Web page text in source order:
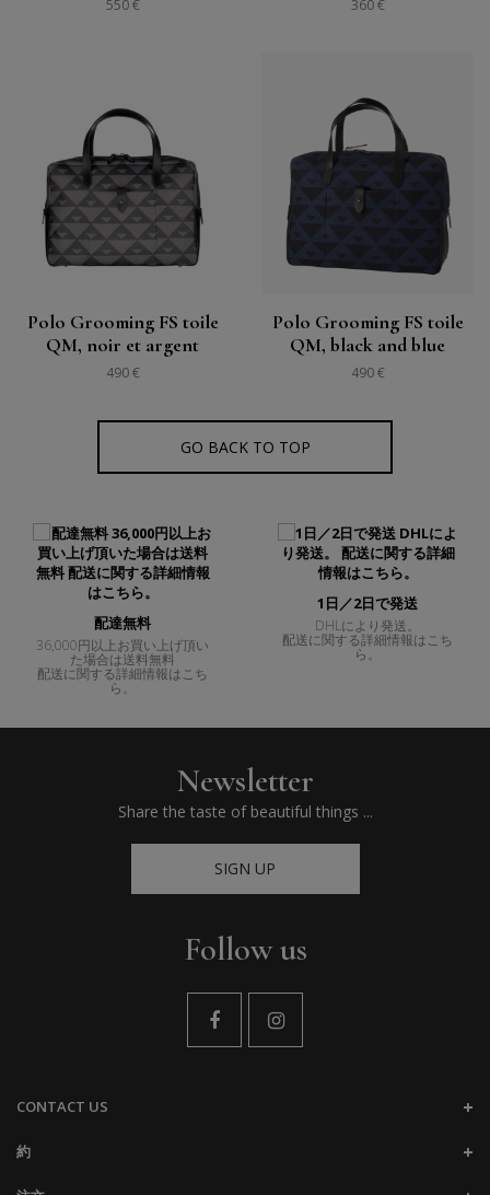
550 € 360 €
Polo Grooming FS toile
QM, noir et argent
490 €
Polo Grooming FS toile
QM, black and blue
490 €
GO BACK TO TOP
配達無料
36,000円以上お買い上げ頂い
た場合は送料無料
配送に関する詳細情報はこち
ら。
1日／2日で発送
DHLにより発送。
配送に関する詳細情報はこち
ら。
Newsletter
Share the taste of beautiful things ...
SIGN UP
Follow us
CONTACT US
約